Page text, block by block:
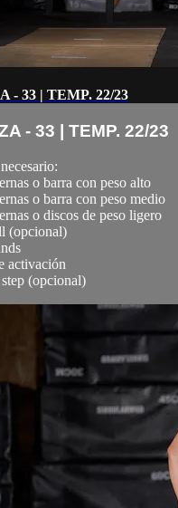
- 33 | TEMP. 22/23
- 33 | TEMP. 22/23
o barra con peso alto
o barra con peso medio
o discos de peso ligero
(opcional)
activación
(opcional)